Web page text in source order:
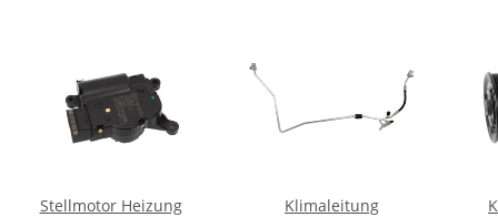
Stellmotor Heizung
Klimaleitung